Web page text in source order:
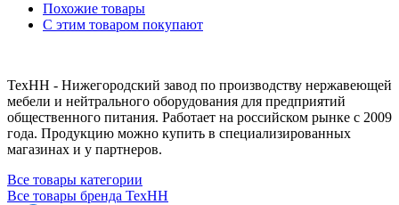
Похожие товары
С этим товаром покупают
ТехНН - Нижегородский завод по производству нержавеющей
мебели и нейтрального оборудования для предприятий
общественного питания. Работает на российском рынке с 2009
года. Продукцию можно купить в специализированных
магазинах и у партнеров.
Все товары категории
Все товары бренда ТехНН